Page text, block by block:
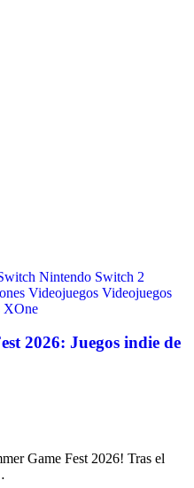
Nintendo Switch 2
Videojuegos Videojuegos
XOne
2026: Juegos indie de
Game Fest 2026! Tras el